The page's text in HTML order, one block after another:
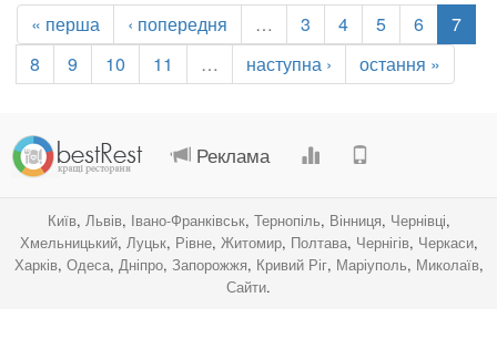
« перша ‹ попередня … 3 4 5 6
7
8
9 10 11 … наступна › остання »
Реклама
Київ, Львів, Івано-Франківськ, Тернопіль, Вінниця, Чернівці,
Хмельницький, Луцьк, Рівне, Житомир, Полтава, Чернігів, Черкаси,
Харків, Одеса, Дніпро, Запорожжя, Кривий Ріг, Маріуполь, Миколаїв,
Сайти.